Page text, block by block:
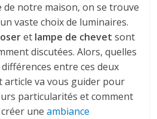
notre maison, on se trouve
vaste choix de luminaires.
et lampe de chevet sont
discutées. Alors, quelles
entre ces deux
article va vous guider pour
particularités et comment
une ambiance